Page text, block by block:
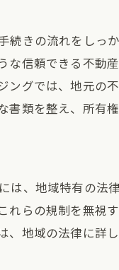
手続きの流れを
初回相談から契
不動産専門スタ
顧客ニーズに合
名古屋市南区での土
地域に精通した
地元情報を活か
続きの流れをし
な信頼できる不動
ングでは、地元
類を整え、所有
は、地域特有の
れらの規制を無
地域の法律に詳